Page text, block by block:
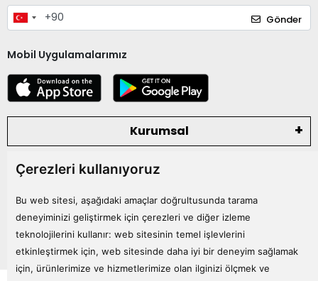
Çerezleri kullanıyoruz
Bu web sitesi, aşağıdaki amaçlar doğrultusunda tarama
deneyiminizi geliştirmek için çerezleri ve diğer izleme
teknolojilerini kullanır: web sitesinin temel işlevlerini
etkinleştirmek için, web sitesinde daha iyi bir deneyim sağlamak
için, ürünlerimize ve hizmetlerimize olan ilginizi ölçmek ve
Gönder
Mobil Uygulamalarımız
Kurumsal
Kategoriler
Bize Ulaşın